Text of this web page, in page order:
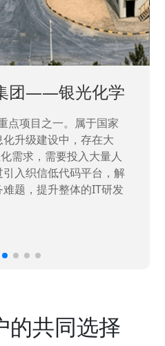
团——银光化学
点项目之一。属于国家
升级建设中，存在大
需求，需要投入大量人
入织信低代码平台，解
题，提升整体的IT研发
的共同选择